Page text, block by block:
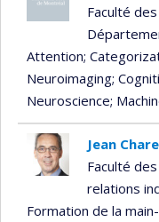
Faculté
Attention;
Neuroimaging;
Neuroscience;
Jean
Faculté
relations
Formation de la